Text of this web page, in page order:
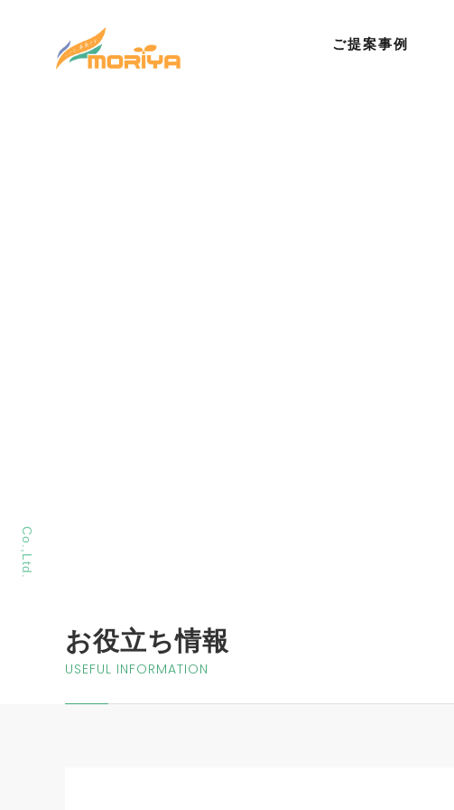
ご提案事例
Co.,Ltd.
お役立ち情報
USEFUL INFORMATION